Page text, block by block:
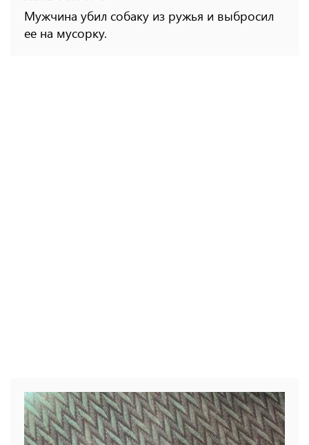
Мужчина убил собаку из ружья и выбросил
ее на мусорку.